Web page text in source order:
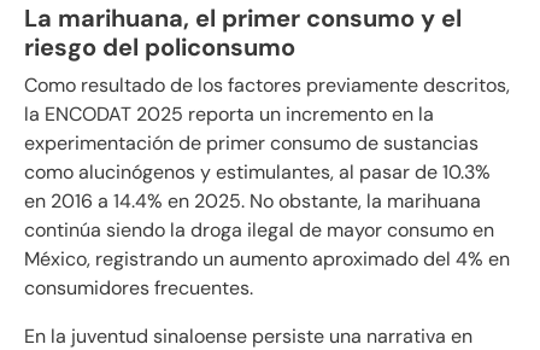
La marihuana, el primer consumo y el
riesgo del policonsumo
Como resultado de los factores previamente descritos,
la ENCODAT 2025 reporta un incremento en la
experimentación de primer consumo de sustancias
como alucinógenos y estimulantes, al pasar de 10.3%
en 2016 a 14.4% en 2025. No obstante, la marihuana
continúa siendo la droga ilegal de mayor consumo en
México, registrando un aumento aproximado del 4% en
consumidores frecuentes.
En la juventud sinaloense persiste una narrativa en